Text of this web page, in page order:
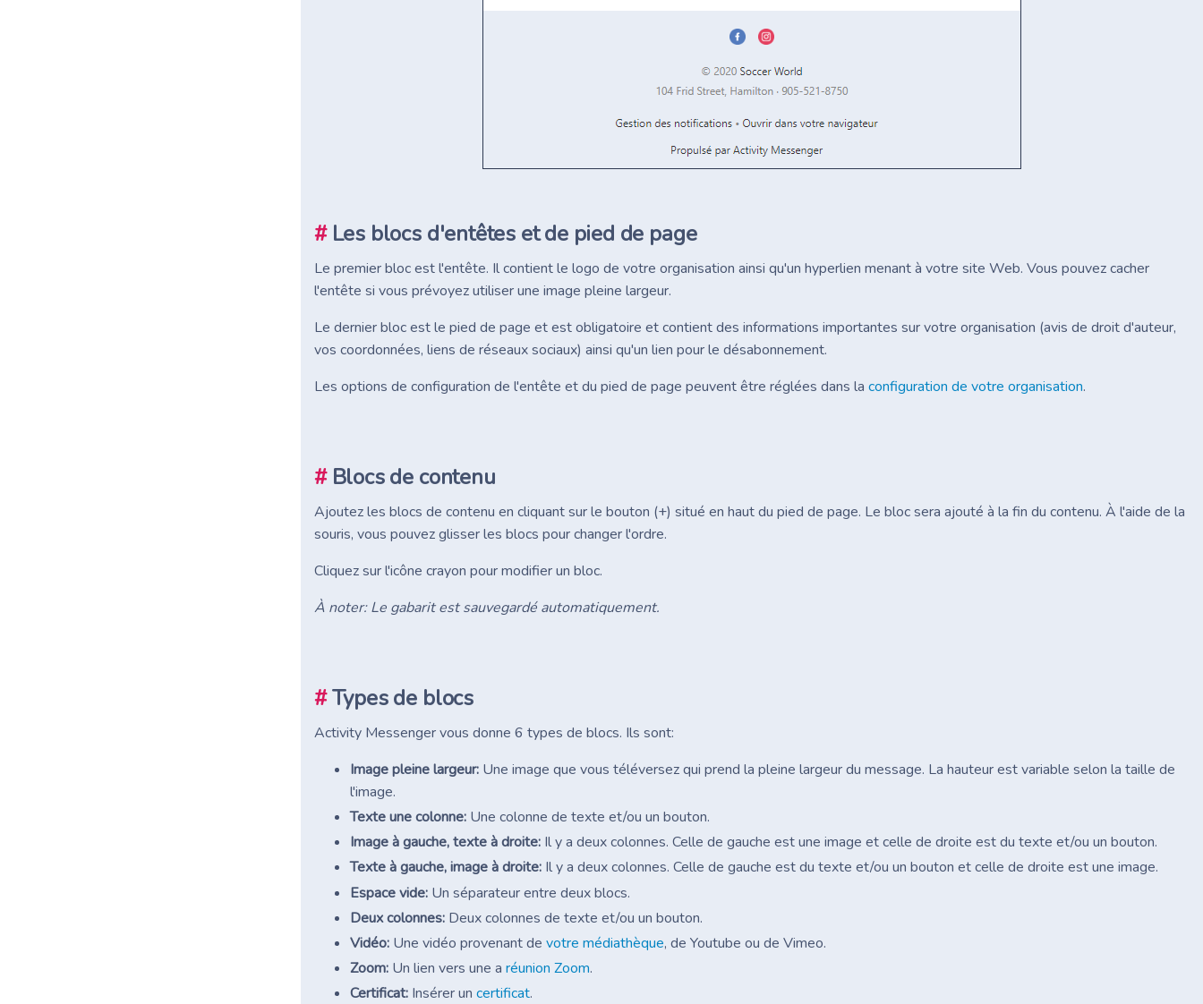
# Les blocs d'entêtes et de pied de page
Le premier bloc est l'entête. Il contient le logo de votre organisation ainsi qu'un hyperlien menant à votre site Web. Vous pouvez cacher
l'entête si vous prévoyez utiliser une image pleine largeur.
Le dernier bloc est le pied de page et est obligatoire et contient des informations importantes sur votre organisation (avis de droit d'auteur,
vos coordonnées, liens de réseaux sociaux) ainsi qu'un lien pour le désabonnement.
Les options de configuration de l'entête et du pied de page peuvent être réglées dans la configuration de votre organisation.
# Blocs de contenu
Ajoutez les blocs de contenu en cliquant sur le bouton (+) situé en haut du pied de page. Le bloc sera ajouté à la fin du contenu. À l'aide de la
souris, vous pouvez glisser les blocs pour changer l'ordre.
Cliquez sur l'icône crayon pour modifier un bloc.
À noter: Le gabarit est sauvegardé automatiquement.
#Types de blocs
Activity Messenger vous donne 6 types de blocs. Ils sont:
Image pleine largeur: Une image que vous téléversez qui prend la pleine largeur du message. La hauteur est variable selon la taille de
l'image.
Texte une colonne: Une colonne de texte et/ou un bouton.
Image à gauche, texte à droite: Il y a deux colonnes. Celle de gauche est une image et celle de droite est du texte et/ou un bouton.
Texte à gauche, image à droite: Il y a deux colonnes. Celle de gauche est du texte et/ou un bouton et celle de droite est une image.
Espace vide: Un séparateur entre deux blocs.
Deux colonnes: Deux colonnes de texte et/ou un bouton.
Vidéo: Une vidéo provenant de votre médiathèque, de Youtube ou de Vimeo.
Zoom: Un lien vers une a réunion Zoom.
Certificat: Insérer un certificat.